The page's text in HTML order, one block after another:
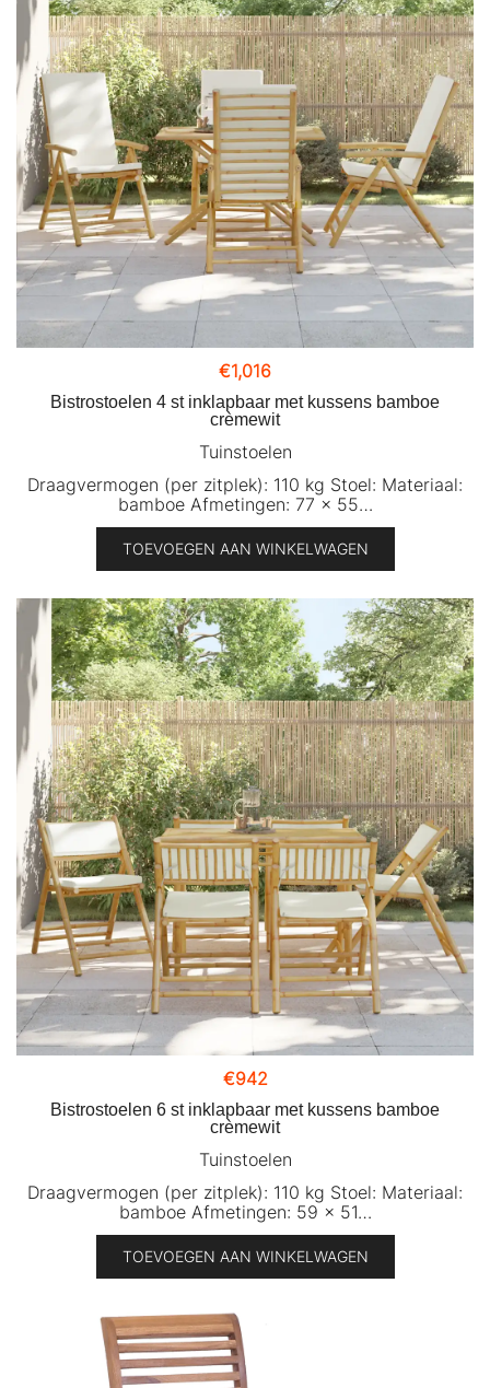
€1,016
Bistrostoelen 4 st inklapbaar met kussens bamboe
crèmewit
Tuinstoelen
Draagvermogen (per zitplek): 110 kg Stoel: Materiaal:
bamboe Afmetingen: 77 x 55…
TOEVOEGEN AAN WINKELWAGEN
€942
Bistrostoelen 6 st inklapbaar met kussens bamboe
crèmewit
Tuinstoelen
Draagvermogen (per zitplek): 110 kg Stoel: Materiaal:
bamboe Afmetingen: 59 x 51…
TOEVOEGEN AAN WINKELWAGEN